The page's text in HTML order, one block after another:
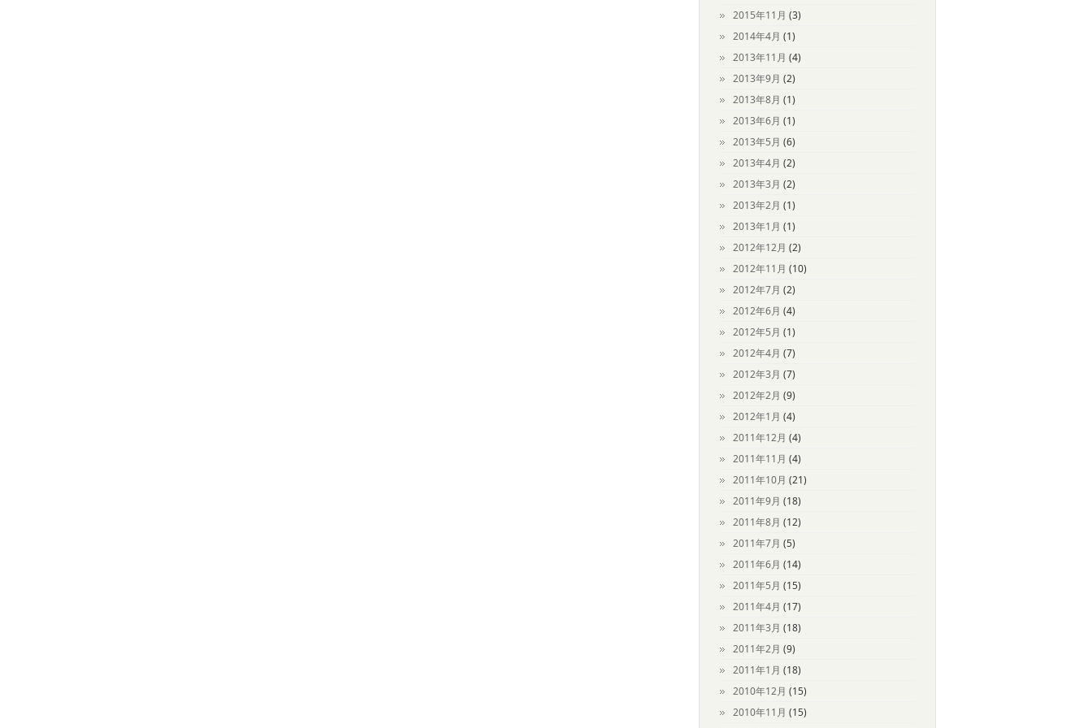
2015年11月 (3)
2014年4月 (1)
2013年11月 (4)
2013年9月 (2)
2013年8月 (1)
2013年6月 (1)
2013年5月 (6)
2013年4月 (2)
2013年3月 (2)
2013年2月 (1)
2013年1月 (1)
2012年12月 (2)
2012年11月 (10)
2012年7月 (2)
2012年6月 (4)
2012年5月 (1)
2012年4月 (7)
2012年3月 (7)
2012年2月 (9)
2012年1月 (4)
2011年12月 (4)
2011年11月 (4)
2011年10月 (21)
2011年9月 (18)
2011年8月 (12)
2011年7月 (5)
2011年6月 (14)
2011年5月 (15)
2011年4月 (17)
2011年3月 (18)
2011年2月 (9)
2011年1月 (18)
2010年12月 (15)
2010年11月 (15)